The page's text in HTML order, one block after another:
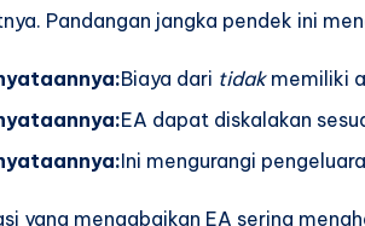
Pandangan jangka pendek ini
Biaya dari tidakmemiliki
EA dapat diskalakan
Ini mengurangi
yang mengabaikan EA sering